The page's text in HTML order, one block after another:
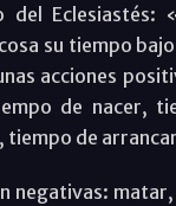
del Eclesiastés:
su tiempo
acciones
de nacer,
tiempo de
negativas: